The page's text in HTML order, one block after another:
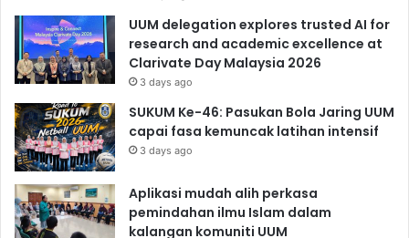
UUM delegation explores trusted AI for
research and academic excellence at
Clarivate Day Malaysia 2026
3 days ago
SUKUM Ke-46: Pasukan Bola Jaring UUM
capai fasa kemuncak latihan intensif
3 days ago
Aplikasi mudah alih perkasa
pemindahan ilmu Islam dalam
kalangan komuniti UUM